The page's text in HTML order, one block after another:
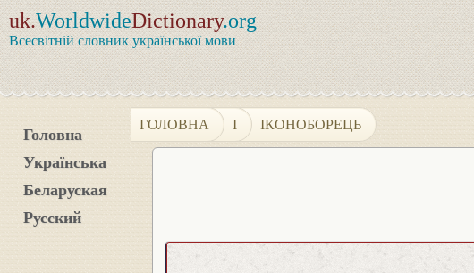
uk.WorldwideDictionary.org
Всесвітній словник української мови
Головна
Українська
Беларуская
Русский
ГОЛОВНА І ІКОНОБОРЕЦЬ